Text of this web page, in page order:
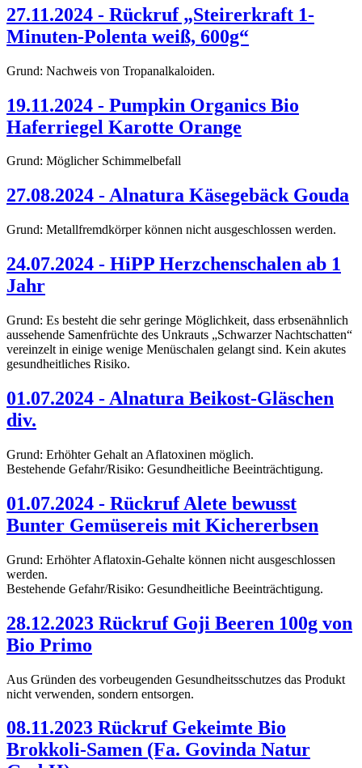
27.11.2024 - Rückruf „Steirerkraft 1-
Minuten-Polenta weiß, 600g“
Grund: Nachweis von Tropanalkaloiden.
19.11.2024 - Pumpkin Organics Bio
Haferriegel Karotte Orange
Grund: Möglicher Schimmelbefall
27.08.2024 - Alnatura Käsegebäck Gouda
Grund: Metallfremdkörper können nicht ausgeschlossen werden.
24.07.2024 - HiPP Herzchenschalen ab 1
Jahr
Grund: Es besteht die sehr geringe Möglichkeit, dass erbsenähnlich
aussehende Samenfrüchte des Unkrauts „Schwarzer Nachtschatten“
vereinzelt in einige wenige Menüschalen gelangt sind. Kein akutes
gesundheitliches Risiko.
01.07.2024 - Alnatura Beikost-Gläschen
div.
Grund: Erhöhter Gehalt an Aflatoxinen möglich.
Bestehende Gefahr/Risiko: Gesundheitliche Beeinträchtigung.
01.07.2024 - Rückruf Alete bewusst
Bunter Gemüsereis mit Kichererbsen
Grund: Erhöhter Aflatoxin-Gehalte können nicht ausgeschlossen
werden.
Bestehende Gefahr/Risiko: Gesundheitliche Beeinträchtigung.
28.12.2023 Rückruf Goji Beeren 100g von
Bio Primo
Aus Gründen des vorbeugenden Gesundheitsschutzes das Produkt
nicht verwenden, sondern entsorgen.
08.11.2023 Rückruf Gekeimte Bio
Brokkoli-Samen (Fa. Govinda Natur